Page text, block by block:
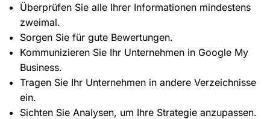
Überprüfen Sie alle Ihrer Informationen mindestens
zweimal.
Sorgen Sie für gute Bewertungen.
Kommunizieren Sie Ihr Unternehmen in Google My
Business.
Tragen Sie Ihr Unternehmen in andere Verzeichnisse
ein.
Sichten Sie Analysen, um Ihre Strategie anzupassen.